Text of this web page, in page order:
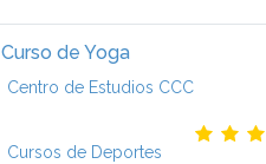
Curso de Yoga
Centro de Estudios CCC
Cursos de Deportes